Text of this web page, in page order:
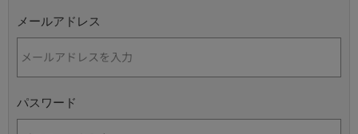
メールアドレス
パスワード